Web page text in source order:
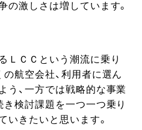
の激しさは増しています。
ＬＣＣという潮流に乗り
航空会社、利用者に選ん
う、一方では戦略的な事業
き検討課題を一つ一つ乗り
いきたいと思います。